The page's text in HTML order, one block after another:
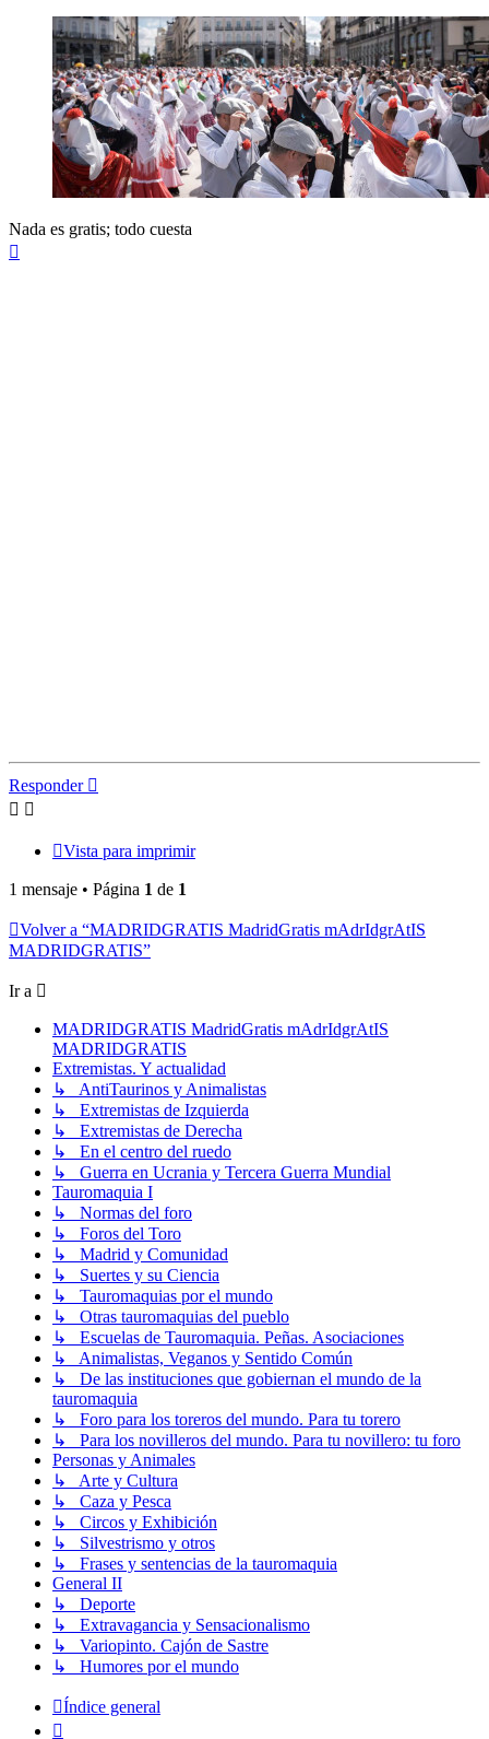
Nada es gratis; todo cuesta
Responder
Vista para imprimir
1 mensaje • Página 1 de 1
Volver a “MADRIDGRATIS MadridGratis mAdrIdgrAtIS
MADRIDGRATIS”
Ir a
MADRIDGRATIS MadridGratis mAdrIdgrAtIS
MADRIDGRATIS
Extremistas. Y actualidad
↳ AntiTaurinos y Animalistas
↳ Extremistas de Izquierda
↳ Extremistas de Derecha
↳ En el centro del ruedo
↳ Guerra en Ucrania y Tercera Guerra Mundial
Tauromaquia I
↳ Normas del foro
↳ Foros del Toro
↳ Madrid y Comunidad
↳ Suertes y su Ciencia
↳ Tauromaquias por el mundo
↳ Otras tauromaquias del pueblo
↳ Escuelas de Tauromaquia. Peñas. Asociaciones
↳ Animalistas, Veganos y Sentido Común
↳ De las instituciones que gobiernan el mundo de la
tauromaquia
↳ Foro para los toreros del mundo. Para tu torero
↳ Para los novilleros del mundo. Para tu novillero: tu foro
Personas y Animales
↳ Arte y Cultura
↳ Caza y Pesca
↳ Circos y Exhibición
↳ Silvestrismo y otros
↳ Frases y sentencias de la tauromaquia
General II
↳ Deporte
↳ Extravagancia y Sensacionalismo
↳ Variopinto. Cajón de Sastre
↳ Humores por el mundo
Índice general